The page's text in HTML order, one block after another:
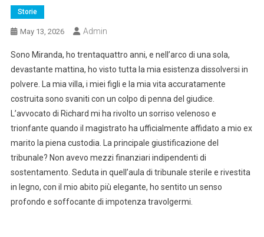
Storie
May 13, 2026 Admin
Sono Miranda, ho trentaquattro anni, e nell’arco di una sola,
devastante mattina, ho visto tutta la mia esistenza dissolversi in
polvere. La mia villa, i miei figli e la mia vita accuratamente
costruita sono svaniti con un colpo di penna del giudice.
L’avvocato di Richard mi ha rivolto un sorriso velenoso e
trionfante quando il magistrato ha ufficialmente affidato a mio ex
marito la piena custodia. La principale giustificazione del
tribunale? Non avevo mezzi finanziari indipendenti di
sostentamento. Seduta in quell’aula di tribunale sterile e rivestita
in legno, con il mio abito più elegante, ho sentito un senso
profondo e soffocante di impotenza travolgermi.